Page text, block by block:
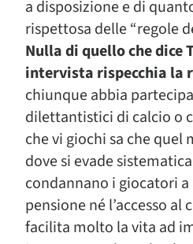
a disposizione e di
rispettosa delle “regole
Nulla di quello che dice
intervista rispecchia la
chiunque abbia
dilettantistici di calcio o
che vi giochi sa che quel
dove si evade
condannano i giocatori a
pensione né l’accesso al
facilita molto la vita ad